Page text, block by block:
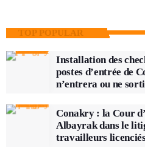
TOP POPULAR
Installation des
postes d’entrée de
n’entrera ou ne
Conakry : la Cour
Albayrak dans le
travailleurs